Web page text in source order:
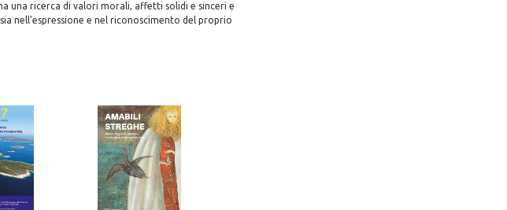
una ricerca di valori morali, affetti solidi e sinceri e
nell'espressione e nel riconoscimento del proprio